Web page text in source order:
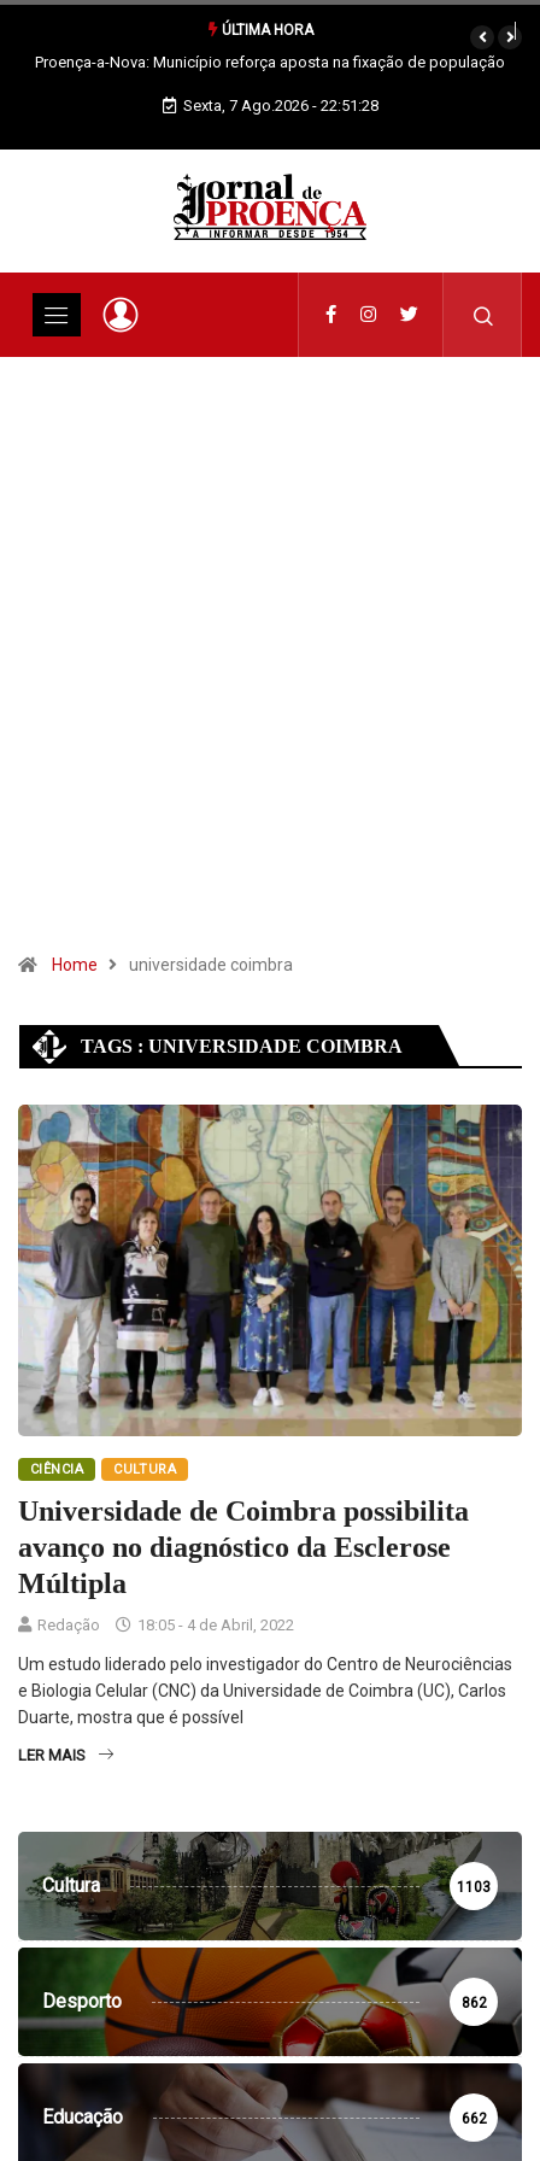
ÚLTIMA HORA
população Sertã: Crianças imaginam o futuro da praia fluvial em
Sexta, 7 Ago.2026 - 22:51:29
Home universidade coimbra
TAGS : UNIVERSIDADE COIMBRA
CIÊNCIA CULTURA
Universidade de Coimbra possibilita
avanço no diagnóstico da Esclerose
Múltipla
Redação 18:05 - 4 de Abril, 2022
Um estudo liderado pelo investigador do Centro de Neurociências
e Biologia Celular (CNC) da Universidade de Coimbra (UC), Carlos
Duarte, mostra que é possível
LER MAIS
Cultura 1103
Desporto 862
Educação 662